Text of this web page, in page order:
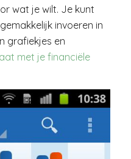
wat je wilt. Je kunt
invoeren in
grafiekjes en
met je financiële